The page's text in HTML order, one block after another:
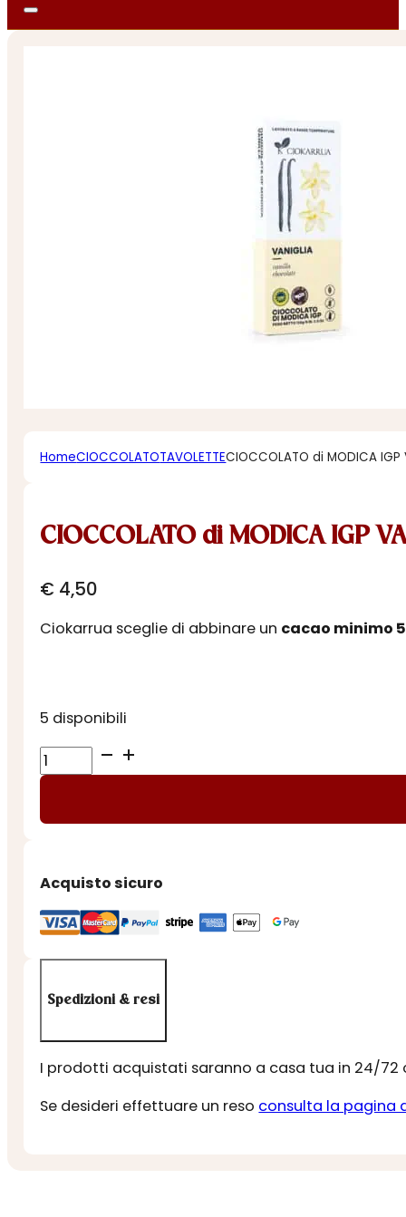
HomeCIOCCOLATOTAVOLETTECIOCCOLATO di MODICA IGP
CIOCCOLATO di MODICA IGP
€ 4,50
Ciokarrua sceglie di abbinare un cacao minimo
5 disponibili
CIOCCOLATO
di
IGP
Acquisto sicuro
Spedizioni & resi
I prodotti acquistati saranno a casa tua in 24/72
Se desideri effettuare un reso consulta la pagina